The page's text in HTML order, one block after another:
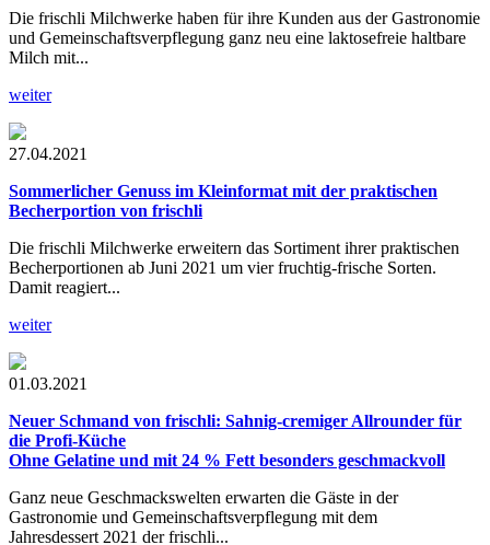
Die frischli Milchwerke haben für ihre Kunden aus der Gastronomie
und Gemeinschaftsverpflegung ganz neu eine laktosefreie haltbare
Milch mit...
weiter
27.04.2021
Sommerlicher Genuss im Kleinformat mit der praktischen
Becherportion von frischli
Die frischli Milchwerke erweitern das Sortiment ihrer praktischen
Becherportionen ab Juni 2021 um vier fruchtig-frische Sorten.
Damit reagiert...
weiter
01.03.2021
Neuer Schmand von frischli: Sahnig-cremiger Allrounder für
die Profi-Küche
Ohne Gelatine und mit 24 % Fett besonders geschmackvoll
Ganz neue Geschmackswelten erwarten die Gäste in der
Gastronomie und Gemeinschaftsverpflegung mit dem
Jahresdessert 2021 der frischli...